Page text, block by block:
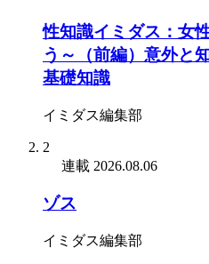
性知識イミダス：女
う～（前編）意外と
基礎知識
イミダス編集部
2
連載 2026.08.06
ゾス
イミダス編集部